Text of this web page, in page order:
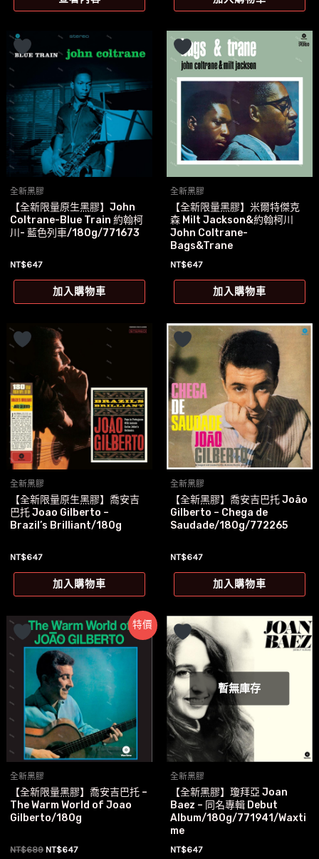
全新黑膠
【全新限量原生黑膠】John
Coltrane-Blue Train 約翰柯
川- 藍色列車/180g/771673
NT$647
加入購物車
全新黑膠
【全新限量黑膠】米爾特傑克
森 Milt Jackson&約翰柯川
John Coltrane-
Bags&Trane
NT$647
加入購物車
全新黑膠
【全新限量原生黑膠】喬安吉
巴托 Joao Gilberto –
Brazil’s Brilliant/180g
NT$647
加入購物車
全新黑膠
【全新黑膠】喬安吉巴托 João
Gilberto – Chega de
Saudade/180g/772265
NT$647
加入購物車
特價
全新黑膠
【全新限量黑膠】喬安吉巴托 –
The Warm World of Joao
Gilberto/180g
NT$689 原
NT$647目
暫無庫存
全新黑膠
【全新黑膠】瓊拜亞 Joan
Baez – 同名專輯 Debut
Album/180g/771941/Waxti
me
NT$647